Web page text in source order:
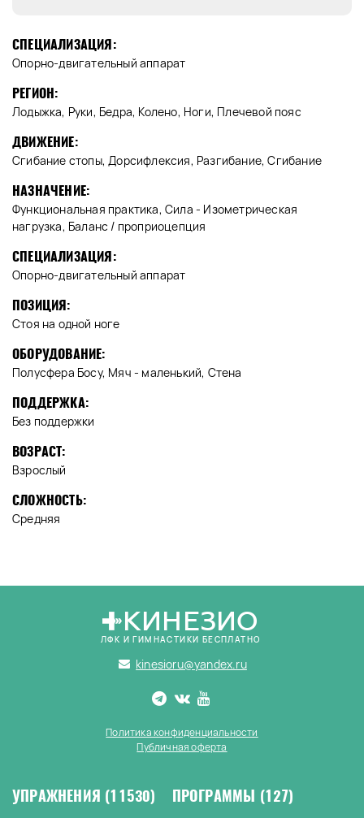
СПЕЦИАЛИЗАЦИЯ:
Опорно-двигательный аппарат
РЕГИОН:
Лодыжка, Руки, Бедра, Колено, Ноги, Плечевой пояс
ДВИЖЕНИЕ:
Сгибание стопы, Дорсифлексия, Разгибание, Сгибание
НАЗНАЧЕНИЕ:
Функциональная практика, Сила - Изометрическая
нагрузка, Баланс / проприоцепция
СПЕЦИАЛИЗАЦИЯ:
Опорно-двигательный аппарат
ПОЗИЦИЯ:
Стоя на одной ноге
ОБОРУДОВАНИЕ:
Полусфера Босу, Мяч - маленький, Стена
ПОДДЕРЖКА:
Без поддержки
ВОЗРАСТ:
Взрослый
СЛОЖНОСТЬ:
Средняя
КИНЕЗИО
ЛФК И ГИМНАСТИКИ БЕСПЛАТНО
kinesioru@yandex.ru
Политика конфиденциальности
Публичная оферта
УПРАЖНЕНИЯ (11530) ПРОГРАММЫ (127)